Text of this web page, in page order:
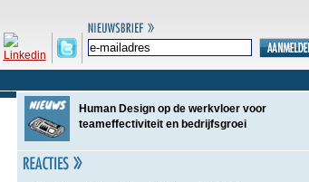
Human Design op de werkvloer voor
teameffectiviteit en bedrijfsgroei